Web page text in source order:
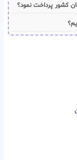
کشور پرداخت نمود؟